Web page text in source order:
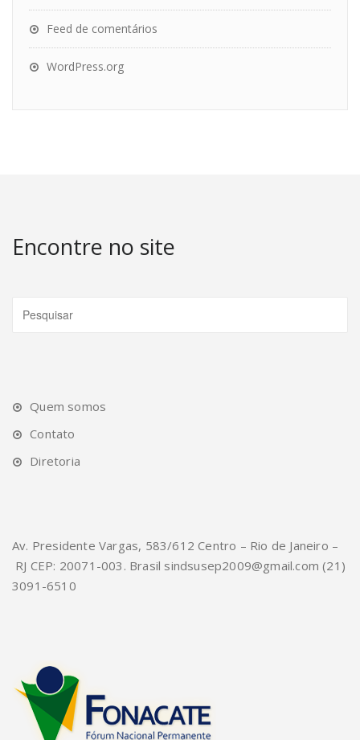
Feed de comentários
WordPress.org
Encontre no site
Quem somos
Contato
Diretoria
Av. Presidente Vargas, 583/612 Centro – Rio de Janeiro –
RJ CEP: 20071-003. Brasil sindsusep2009@gmail.com (21)
3091-6510